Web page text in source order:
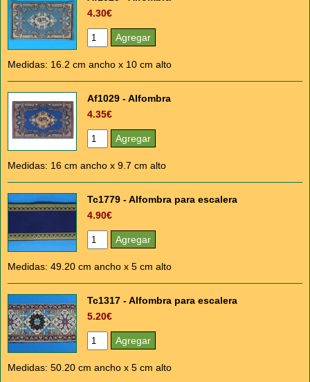
4.30€
Medidas: 16.2 cm ancho x 10 cm alto
Af1029 - Alfombra
4.35€
Medidas: 16 cm ancho x 9.7 cm alto
Tc1779 - Alfombra para escalera
4.90€
Medidas: 49.20 cm ancho x 5 cm alto
Tc1317 - Alfombra para escalera
5.20€
Medidas: 50.20 cm ancho x 5 cm alto